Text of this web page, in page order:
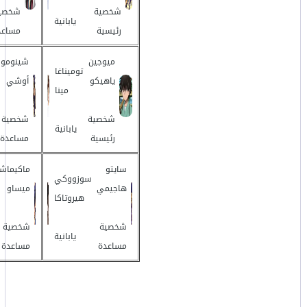
شخصية
رئيسية
يابانية
ميوجين
ياهيكو
شخصية
رئيسية
توميناغا
مينا
يابانية
أوشي
شخصية
مساعدة
سايتو
هاجيمي
شخصية
مساعدة
سوزووكي
هيروتاكا
يابانية
ميساو
شخصية
مساعدة